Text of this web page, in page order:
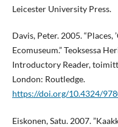
Leicester University Press.
Davis, Peter. 2005. “Places,
Ecomuseum.” Teoksessa
Introductory Reader,
London: Routledge.
https://doi.org/10.4324/
Eiskonen, Satu. 2007.